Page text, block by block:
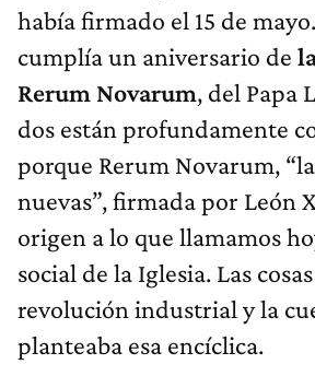
había firmado el 15 de
cumplía un aniversario de
Rerum Novarum, del Papa
dos están profundamente
porque Rerum Novarum,
nuevas”, firmada por León
origen a lo que llamamos
social de la Iglesia. Las
revolución industrial y la
planteaba esa encíclica.